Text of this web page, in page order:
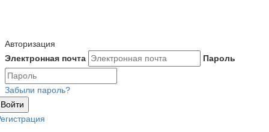
Авторизация
Электронная почта
Пароль
Забыли пароль?
Войти